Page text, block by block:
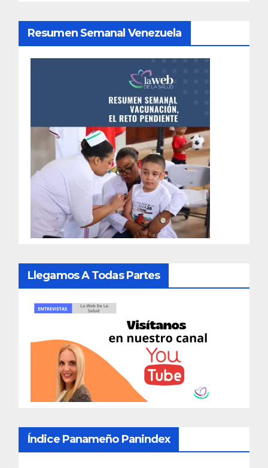
Resumen Semanal Venezuela
Llegamos A Todas Partes
Índice Panameño Panindex